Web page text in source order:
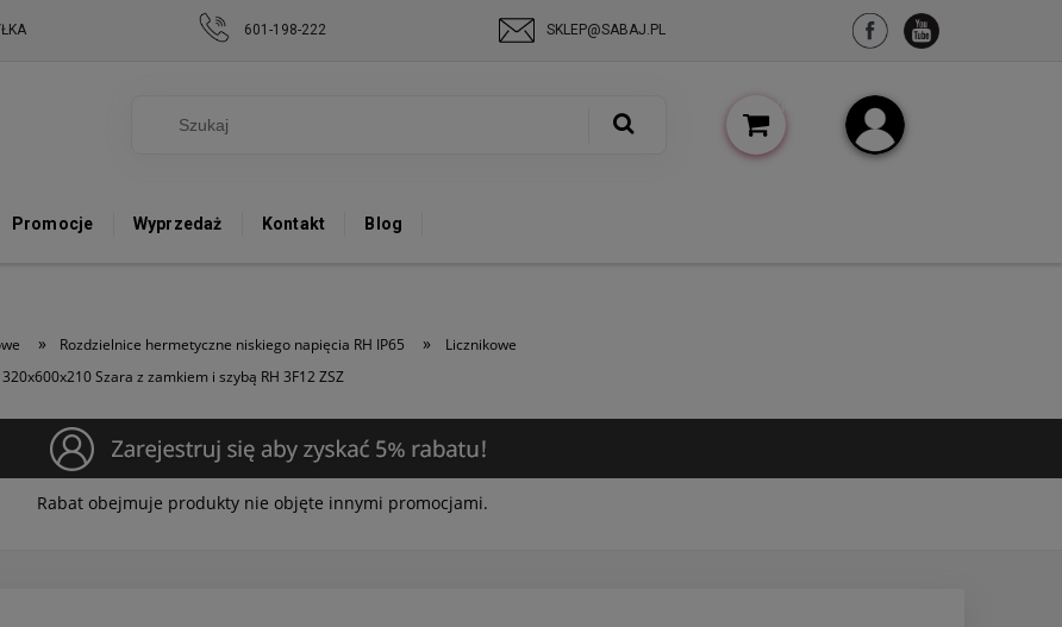
Promocje Wyprzedaż Kontakt Blog
» Rozdzielnice hermetyczne niskiego napięcia RH IP65 » Licznikowe
Szara z zamkiem i szybą RH 3F12 ZSZ
601-198-222 SKLEP@SABAJ.PL
Rabat obejmuje produkty nie objęte innymi promocjami.